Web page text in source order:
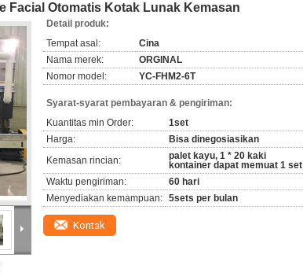
Facial Otomatis Kotak Lunak Kemasan
Detail produk:
Tempat asal:
Cina
Nama merek:
ORGINAL
Nomor model:
YC-FHM2-6T
Syarat-syarat pembayaran & pengiriman:
Kuantitas min Order:
1set
Harga:
Bisa dinegosiasikan
Kemasan rincian:
palet kayu, 1 * 20 kaki
kontainer dapat memuat 1 set
Waktu pengiriman:
60 hari
Menyediakan kemampuan: 5sets per bulan
Kontak